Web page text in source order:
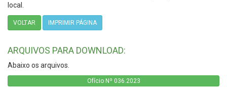
local.
VOLTAR IMPRIMIR PÁGINA
ARQUIVOS PARA DOWNLOAD:
Abaixo os arquivos.
Ofício Nº 036.2023